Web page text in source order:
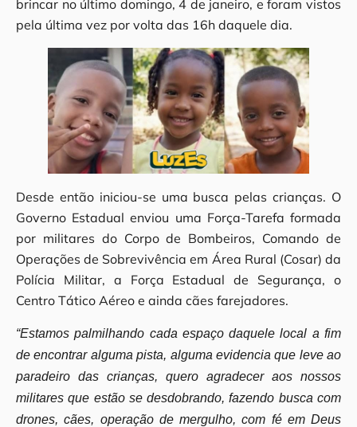
brincar no último domingo, 4 de janeiro, e foram vistos
pela última vez por volta das 16h daquele dia.
Desde então iniciou-se uma busca pelas crianças. O
Governo Estadual enviou uma Força-Tarefa formada
por militares do Corpo de Bombeiros, Comando de
Operações de Sobrevivência em Área Rural (Cosar) da
Polícia Militar, a Força Estadual de Segurança, o
Centro Tático Aéreo e ainda cães farejadores.
“Estamos palmilhando cada espaço daquele local a fim
de encontrar alguma pista, alguma evidencia que leve ao
paradeiro das crianças, quero agradecer aos nossos
militares que estão se desdobrando, fazendo busca com
drones, cães, operação de mergulho, com fé em Deus